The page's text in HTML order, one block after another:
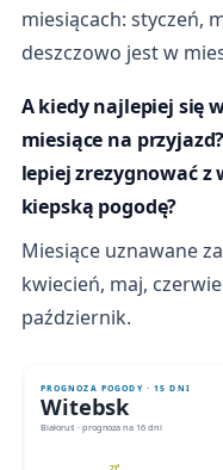
miesiącach: styczeń,
deszczowo jest w
A kiedy najlepiej się
miesiące na
lepiej zrezygnować z
kiepską pogodę?
Miesiące uznawane
kwiecień, maj,
październik.